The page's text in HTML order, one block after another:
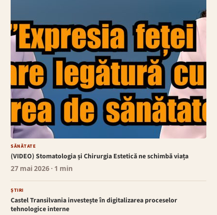
SĂNĂTATE
(VIDEO) Stomatologia și Chirurgia Estetică ne schimbă viața
27 mai 2026 · 1 min
ȘTIRI
Castel Transilvania investește în digitalizarea proceselor
tehnologice interne